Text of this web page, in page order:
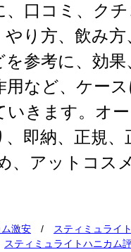
、口コミ、ク
やり方、飲み
を参考に、効
用など、ケー
いきます。オ
、即納、正規
、アットコス
激安 /
スティミュライ
スティミュライトハニカム